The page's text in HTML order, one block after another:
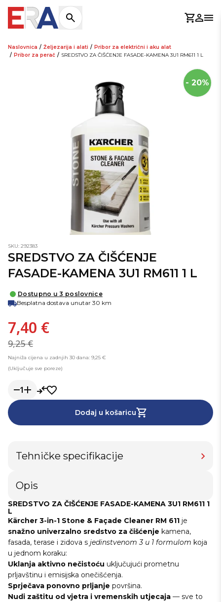
Košarica
Naslovnica / Željezarija i alati / Pribor za električni i aku alat
/ Pribor za perač / SREDSTVO ZA ČIŠĆENJE FASADE-KAMENA 3U1 RM611 1 L
- 20%
SKU: 292383
SREDSTVO ZA ČIŠĆENJE
FASADE-KAMENA 3U1 RM611 1 L
Dostupno u 3 poslovnice
Besplatna dostava unutar 30 km
7,40 €
9,25 €
Najniža cijena u zadnjih 30 dana: 9,25 €
(Uključuje sve poreze)
1
Dodaj u košaricu
Tehničke specifikacije
Opis
SREDSTVO ZA ČIŠĆENJE FASADE-KAMENA 3U1 RM611 1
L
Kärcher 3-in-1 Stone & Façade Cleaner RM 611 je
snažno univerzalno sredstvo za čišćenje kamena,
fasada, terase i zidova s jedinstvenom 3 u 1 formulom koja
u jednom koraku:
Uklanja aktivno nečistoću uključujući prometnu
prljavštinu i emisijska onečišćenja.
Sprječava ponovno prljanje površina.
Nudi zaštitu od vjetra i vremenskih utjecaja — sve to